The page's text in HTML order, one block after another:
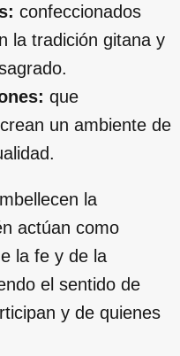
confeccionados
la tradición gitana y
que
un ambiente de
la
actúan como
la fe y de la
el sentido de
y de quienes